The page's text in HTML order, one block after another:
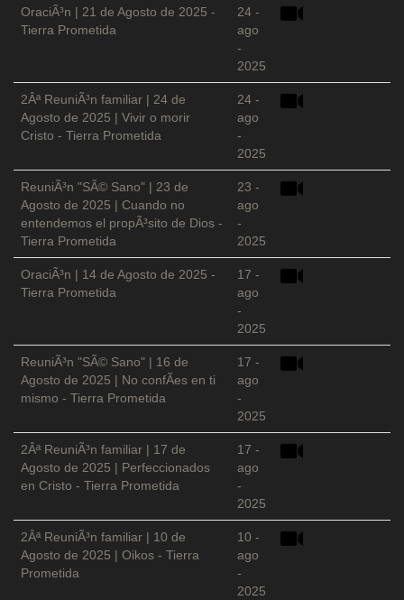
OraciÃ³n | 21 de Agosto de 2025 -
Tierra Prometida
24 -
ago
-
2025
2Âª ReuniÃ³n familiar | 24 de
Agosto de 2025 | Vivir o morir
Cristo - Tierra Prometida
24 -
ago
-
2025
ReuniÃ³n "SÃ© Sano" | 23 de
Agosto de 2025 | Cuando no
entendemos el propÃ³sito de Dios -
Tierra Prometida
23 -
ago
-
2025
OraciÃ³n | 14 de Agosto de 2025 -
Tierra Prometida
17 -
ago
-
2025
ReuniÃ³n "SÃ© Sano" | 16 de
Agosto de 2025 | No confÃ­es en ti
mismo - Tierra Prometida
17 -
ago
-
2025
2Âª ReuniÃ³n familiar | 17 de
Agosto de 2025 | Perfeccionados
en Cristo - Tierra Prometida
17 -
ago
-
2025
2Âª ReuniÃ³n familiar | 10 de
Agosto de 2025 | Oikos - Tierra
Prometida
10 -
ago
-
2025